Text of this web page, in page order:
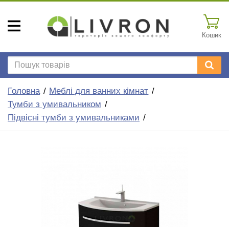
Кошик
Головна
Меблі для ванних кімнат
Тумби з умивальником
Підвісні тумби з умивальниками